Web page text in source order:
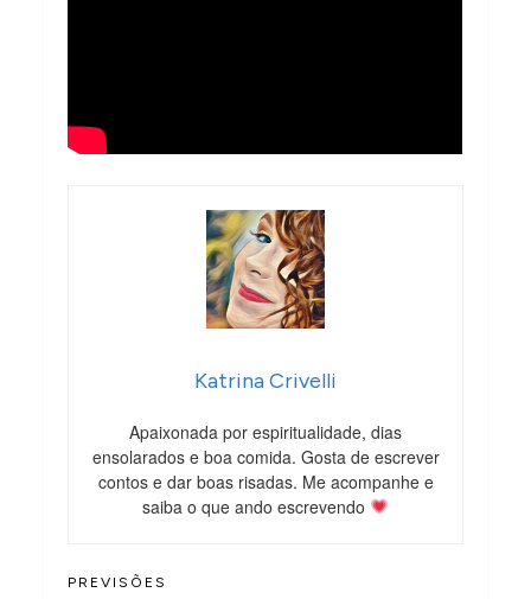
Katrina Crivelli
Apaixonada por espiritualidade, dias
ensolarados e boa comida. Gosta de escrever
contos e dar boas risadas. Me acompanhe e
saiba o que ando escrevendo
PREVISÕES